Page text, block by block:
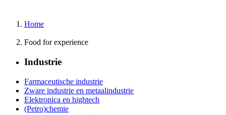
Home
Food for experience
Industrie
Farmaceutische industrie
Zware industrie en metaalindustrie
Elektronica en hightech
(Petro)chemie